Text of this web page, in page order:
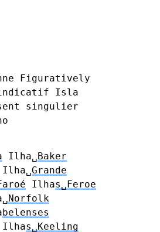
Figuratively
Isla
singulier
Ilha␣Baker
Ilha␣Grande
Ilhas␣Feroe
Norfolk
belenses
Ilhas␣Keeling